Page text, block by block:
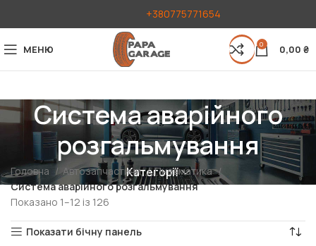
+380775771654
МЕНЮ 0 0,00 ₴
Система аварійного
розгальмування
Категорії
Головна Автозапчастини
Пневматика
Система аварійного розгальмування
Показано 1–12 із 126
Показати бічну панель